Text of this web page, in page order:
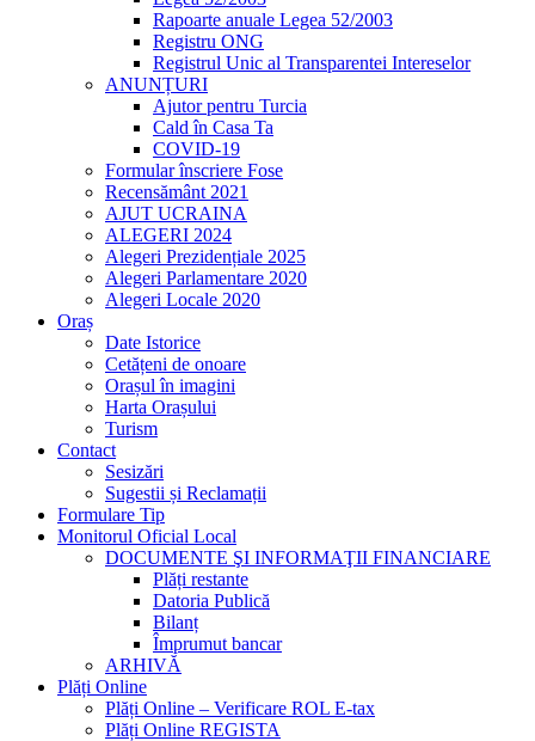
Rapoarte anuale Legea 52/2003
Registru ONG
Registrul Unic al Transparentei Intereselor
ANUNȚURI
Ajutor pentru Turcia
Cald în Casa Ta
COVID-19
Formular înscriere Fose
Recensământ 2021
AJUT UCRAINA
ALEGERI 2024
Alegeri Prezidențiale 2025
Alegeri Parlamentare 2020
Alegeri Locale 2020
Oraș
Date Istorice
Cetățeni de onoare
Orașul în imagini
Harta Orașului
Turism
Contact
Sesizări
Sugestii și Reclamații
Formulare Tip
Monitorul Oficial Local
DOCUMENTE ŞI INFORMAŢII FINANCIARE
Plăți restante
Datoria Publică
Bilanț
Împrumut bancar
ARHIVĂ
Plăți Online
Plăți Online – Verificare ROL E-tax
Plăți Online REGISTA